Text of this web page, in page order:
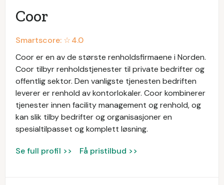
Coor
Smartscore: ☆4.0
Coor er en av de største renholdsfirmaene i Norden.
Coor tilbyr renholdstjenester til private bedrifter og
offentlig sektor. Den vanligste tjenesten bedriften
leverer er renhold av kontorlokaler. Coor kombinerer
tjenester innen facility management og renhold, og
kan slik tilby bedrifter og organisasjoner en
spesialtilpasset og komplett løsning.
Se full profil >> Få pristilbud >>